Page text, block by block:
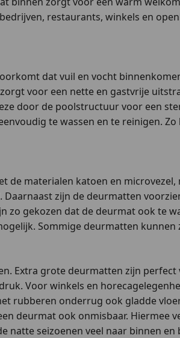
restaurants, winkels en
dat vuil en vocht
voor een nette en gastvrije
door de poolstructuur voor een
te wassen en te reinigen.
de materialen katoen en
zijn de deurmatten
zo gekozen dat de deurmat ook te
Sommige deurmatten kunnen
Extra grote deurmatten zijn perfect
Voor winkels en
rubberen onderrug ook gladde
deurmat ook onmisbaar. Hiermee
natte seizoenen veel naar binnen